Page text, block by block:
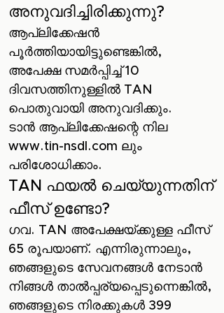
അനുവദിച്ചിരിക്കുന്നു?
ആപ്ലിക്കേഷൻ
പൂർത്തിയായിട്ടുണ്ടെങ്കിൽ,
അപേക്ഷ സമർപ്പിച്ച് 10
ദിവസത്തിനുള്ളിൽ TAN
പൊതുവായി അനുവദിക്കും.
ടാൻ ആപ്ലിക്കേഷന്റെ നില
www.tin-nsdl.com ലും
പരിശോധിക്കാം.
TAN ഫയൽ ചെയ്യുന്നതിന്
ഫീസ് ഉണ്ടോ?
ഗവ. TAN അപേക്ഷയ്ക്കുള്ള ഫീസ്
65 രൂപയാണ്. എന്നിരുന്നാലും,
ഞങ്ങളുടെ സേവനങ്ങൾ‌ നേടാൻ‌
നിങ്ങൾ‌ താൽ‌പ്പര്യപ്പെടുന്നെങ്കിൽ‌,
ഞങ്ങളുടെ നിരക്കുകൾ‌ 399